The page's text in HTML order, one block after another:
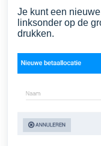
Je kunt een
linksonder op de
drukken.